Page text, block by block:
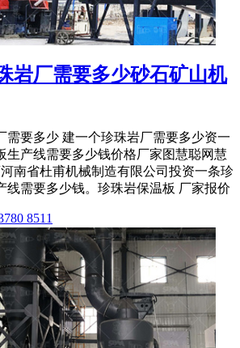
岩厂需要多少砂石矿山机
需要多少 建一个珍珠岩厂需要多少资一
生产线需要多少钱价格厂家图慧聪网慧
南省杜甫机械制造有限公司投资一条珍
线需要多少钱。珍珠岩保温板 厂家报价
8511